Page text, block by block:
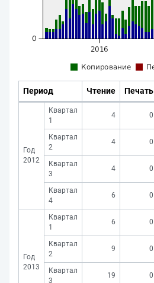
Период Чтение Печать
Год
2012
Квартал
1
4 0
Квартал
2
4 0
Квартал
3
4 0
Квартал
4
6 0
Год
2013
Квартал
1
6 0
Квартал
2
9 0
Квартал
3
19 0